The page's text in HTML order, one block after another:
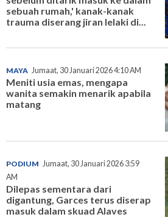
sebuah rumah,' kanak-kanak
trauma diserang jiran lelaki di...
MAYA Jumaat, 30 Januari 2026 4:10 AM
Meniti usia emas, mengapa
wanita semakin menarik apabila
matang
PODIUM Jumaat, 30 Januari 2026 3:59
AM
Dilepas sementara dari
digantung, Garces terus diserap
masuk dalam skuad Alaves